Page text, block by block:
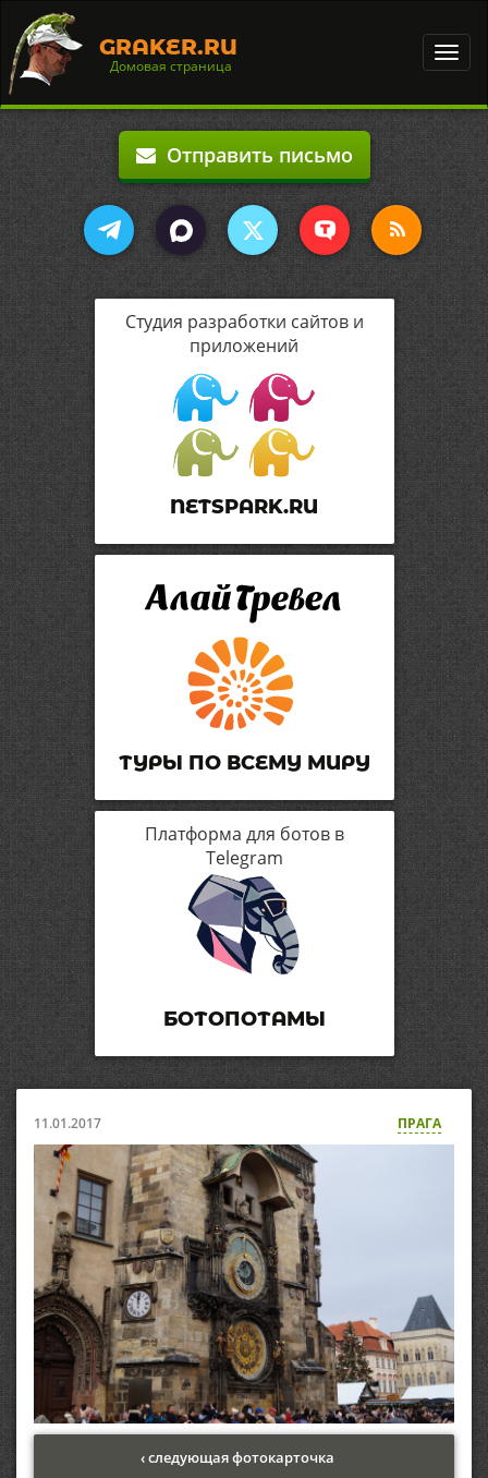
GRAKER.RU
Домовая страница
Отправить письмо
Студия разработки сайтов и
приложений
NETSPARK.RU
ТУРЫ ПО ВСЕМУ МИРУ
Платформа для ботов в
Telegram
БОТОПОТАМЫ
11.01.2017 ПРАГА
‹ следующая фотокарточка